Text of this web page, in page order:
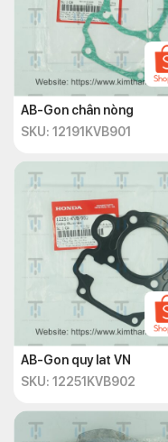
AB-Gon chân nòng
SKU: 12191KVB901
AB-Gon quy lat VN
SKU: 12251KVB902